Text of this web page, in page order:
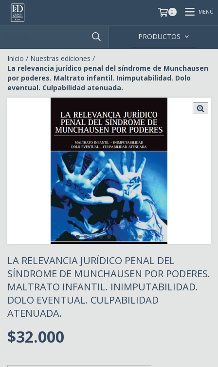
0 MENÚ
PRODUCTOS
Inicio / Nuestras ediciones /
La relevancia jurídico penal del síndrome de Munchausen
por poderes. Maltrato infantil. Inimputabilidad. Dolo
eventual. Culpabilidad atenuada.
LA RELEVANCIA JURÍDICO PENAL DEL
SÍNDROME DE MUNCHAUSEN POR PODERES.
MALTRATO INFANTIL. INIMPUTABILIDAD.
DOLO EVENTUAL. CULPABILIDAD
ATENUADA.
$32.000